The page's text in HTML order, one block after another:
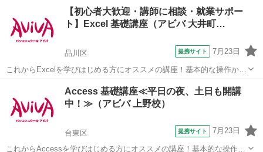
【初心者大歓迎・講師に相談・就業サポー
ト】Excel 基礎講座（アビバ 大井町…
品川区 提携サイト 7月23日
これからExcelを学びはじめる方にオススメの講座！基本的な操作から
関数やグラフ作成など、表計算ソフトであるExcelの醍醐味を学ぶ事が
できる講座です。 ■学習内容■ 基本操作・印刷・ページ設定・書式設
定・効率の良いデー...
エクセル
Access 基礎講座≪平日の夜、土日も開講
中！≫（アビバ 上野校）
台東区 提携サイト 7月23日
これからAccessを学びはじめる方にオススメの講座！基本的な操作か